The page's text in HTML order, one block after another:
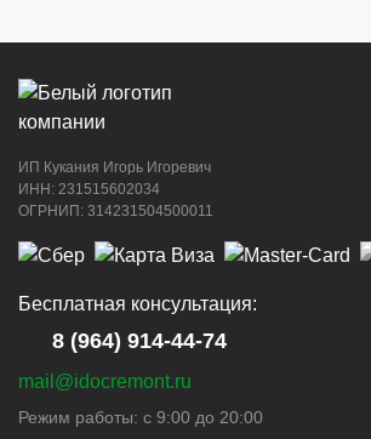
г. Новороссийск, ул. Котанова, 4
8 (964) 914-44-74
8 (964) 914-44-74
ИП Кукания Игорь Игоревич
ИНН: 231515602034
ОГРНИП: 314231504500011
Бесплатная консультация:
8 (964) 914-44-74
mail@idocremont.ru
Режим работы: с 9:00 до 20:00